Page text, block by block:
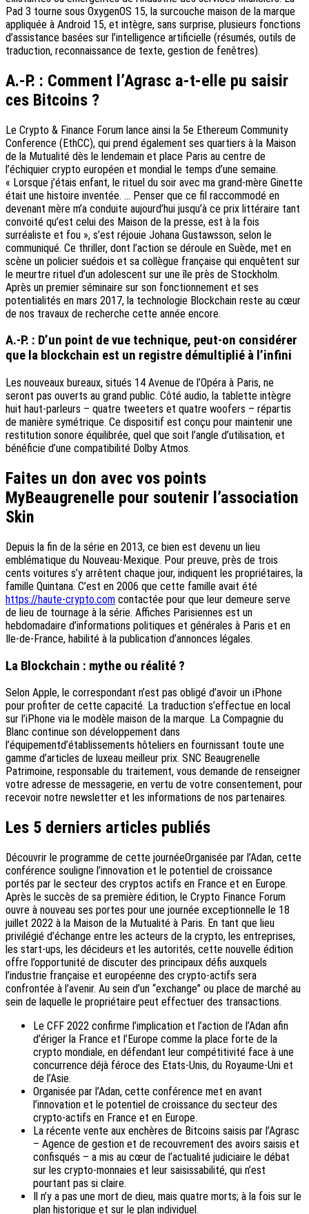
Pad 3 tourne sous OxygenOS 15, la surcouche maison de la marque
appliquée à Android 15, et intègre, sans surprise, plusieurs fonctions
d’assistance basées sur l’intelligence artificielle (résumés, outils de
traduction, reconnaissance de texte, gestion de fenêtres).
A.-P. : Comment l’Agrasc a-t-elle pu saisir
ces Bitcoins ?
Le Crypto & Finance Forum lance ainsi la 5e Ethereum Community
Conference (EthCC), qui prend également ses quartiers à la Maison
de la Mutualité dès le lendemain et place Paris au centre de
l’échiquier crypto européen et mondial le temps d’une semaine.
« Lorsque j’étais enfant, le rituel du soir avec ma grand-mère Ginette
était une histoire inventée. … Penser que ce fil raccommodé en
devenant mère m’a conduite aujourd’hui jusqu’à ce prix littéraire tant
convoité qu’est celui des Maison de la presse, est à la fois
surréaliste et fou », s’est réjouie Johana Gustawsson, selon le
communiqué. Ce thriller, dont l’action se déroule en Suède, met en
scène un policier suédois et sa collègue française qui enquêtent sur
le meurtre rituel d’un adolescent sur une île près de Stockholm.
Après un premier séminaire sur son fonctionnement et ses
potentialités en mars 2017, la technologie Blockchain reste au cœur
de nos travaux de recherche cette année encore.
A.-P. : D’un point de vue technique, peut-on considérer
que la blockchain est un registre démultiplié à l’infini
Les nouveaux bureaux, situés 14 Avenue de l’Opéra à Paris, ne
seront pas ouverts au grand public. Côté audio, la tablette intègre
huit haut-parleurs – quatre tweeters et quatre woofers – répartis
de manière symétrique. Ce dispositif est conçu pour maintenir une
restitution sonore équilibrée, quel que soit l’angle d’utilisation, et
bénéficie d’une compatibilité Dolby Atmos.
Faites un don avec vos points
MyBeaugrenelle pour soutenir l’association
Skin
Depuis la fin de la série en 2013, ce bien est devenu un lieu
emblématique du Nouveau-Mexique. Pour preuve, près de trois
cents voitures s’y arrêtent chaque jour, indiquent les propriétaires, la
famille Quintana. C’est en 2006 que cette famille avait été
https://haute-crypto.com contactée pour que leur demeure serve
de lieu de tournage à la série. Affiches Parisiennes est un
hebdomadaire d’informations politiques et générales à Paris et en
Ile-de-France, habilité à la publication d’annonces légales.
La Blockchain : mythe ou réalité ?
Selon Apple, le correspondant n’est pas obligé d’avoir un iPhone
pour profiter de cette capacité. La traduction s’effectue en local
sur l’iPhone via le modèle maison de la marque. La Compagnie du
Blanc continue son développement dans
l’équipementd’établissements hôteliers en fournissant toute une
gamme d’articles de luxeau meilleur prix. SNC Beaugrenelle
Patrimoine, responsable du traitement, vous demande de renseigner
votre adresse de messagerie, en vertu de votre consentement, pour
recevoir notre newsletter et les informations de nos partenaires.
Les 5 derniers articles publiés
Découvrir le programme de cette journée‍Organisée par l’Adan, cette
conférence souligne l’innovation et le potentiel de croissance
portés par le secteur des cryptos actifs en France et en Europe.
Après le succès de sa première édition, le Crypto Finance Forum
ouvre à nouveau ses portes pour une journée exceptionnelle le 18
juillet 2022 à la Maison de la Mutualité à Paris. En tant que lieu
privilégié d’échange entre les acteurs de la crypto, les entreprises,
les start-ups, les décideurs et les autorités, cette nouvelle édition
offre l’opportunité de discuter des principaux défis auxquels
l’industrie française et européenne des crypto-actifs sera
confrontée à l’avenir. Au sein d’un “exchange” ou place de marché au
sein de laquelle le propriétaire peut effectuer des transactions.
Le CFF 2022 confirme l’implication et l’action de l’Adan afin
d’ériger la France et l’Europe comme la place forte de la
crypto mondiale, en défendant leur compétitivité face à une
concurrence déjà féroce des Etats-Unis, du Royaume-Uni et
de l’Asie.
Organisée par l’Adan, cette conférence met en avant
l’innovation et le potentiel de croissance du secteur des
crypto-actifs en France et en Europe.
La récente vente aux enchères de Bitcoins saisis par l’Agrasc
– Agence de gestion et de recouvrement des avoirs saisis et
confisqués – a mis au cœur de l’actualité judiciaire le débat
sur les crypto-monnaies et leur saisissabilité, qui n’est
pourtant pas si claire.
Il n’y a pas une mort de dieu, mais quatre morts; à la fois sur le
plan historique et sur le plan individuel.